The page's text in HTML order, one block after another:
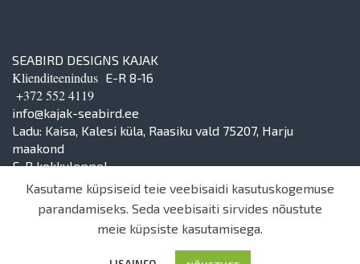
SEABIRD DESIGNS KAJAK
Klienditeenindus E-R 8-16
+372 552 4119
info@kajak-seabird.ee
Ladu: Kaisa, Kalesi küla, Raasiku vald 75207, Harju
maakond
E-R kokkuleppel
© 2024 | Ceranos Invest OÜ
Kasutame küpsiseid teie veebisaidi kasutuskogemuse
parandamiseks. Seda veebisaiti sirvides nõustute
meie küpsiste kasutamisega.